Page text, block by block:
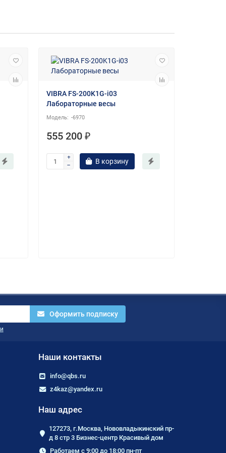
VIBRA FS-200K1G-i03
Лабораторные весы
-6970
555 200 ₽
В корзину
Оформить подписку
Наши контакты
info@qbs.ru
z4kaz@yandex.ru
Наш адрес
127273, г.Москва, Нововладыкинский пр-
д 8 стр 3 Бизнес-центр Красивый дом
Работаем с 9:00 до 18:00 пн-пт